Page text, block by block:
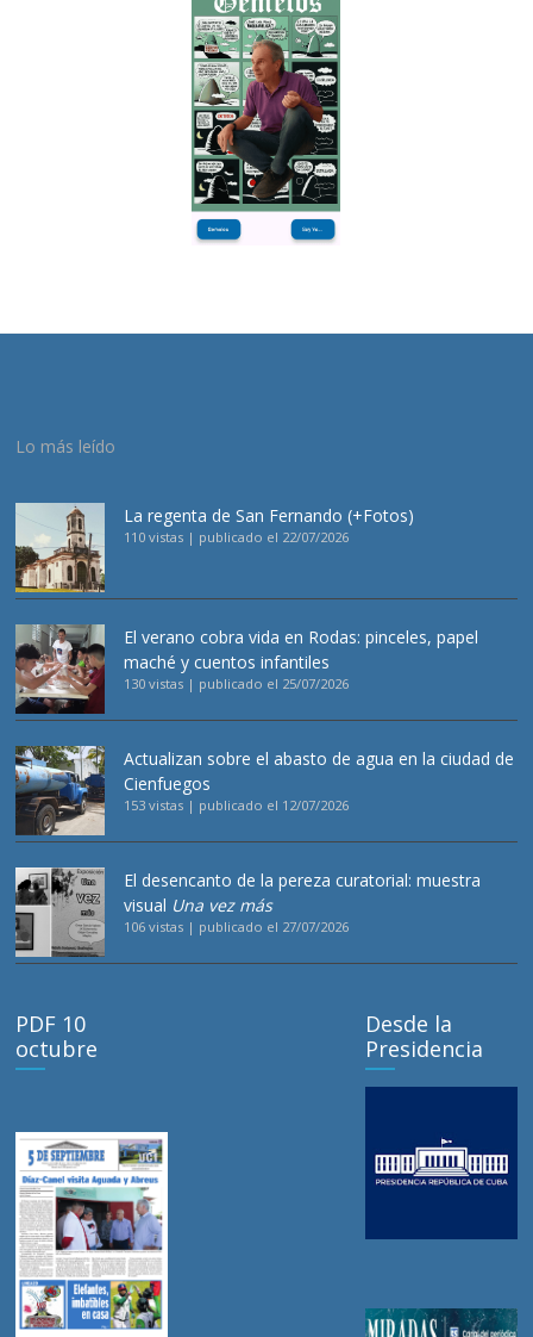
Lo más leído
La regenta de San Fernando (+Fotos)
110 vistas | publicado el 22/07/2026
El verano cobra vida en Rodas: pinceles, papel
maché y cuentos infantiles
130 vistas | publicado el 25/07/2026
Actualizan sobre el abasto de agua en la ciudad de
Cienfuegos
153 vistas | publicado el 12/07/2026
El desencanto de la pereza curatorial: muestra
visual Una vez más
106 vistas | publicado el 27/07/2026
PDF 10
octubre
Desde la
Presidencia